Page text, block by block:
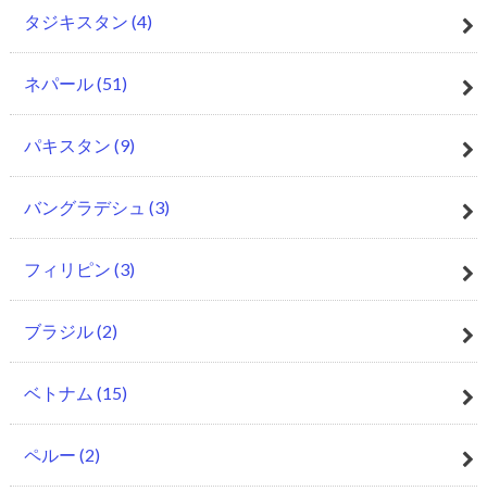
タジキスタン (4)
ネパール(51)
パキスタン (9)
バングラデシュ (3)
フィリピン (3)
ブラジル(2)
ベトナム (15)
ペルー (2)